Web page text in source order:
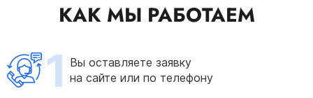
КАК МЫ РАБОТАЕМ
1 Вы оставляете заявку
на сайте или по телефону